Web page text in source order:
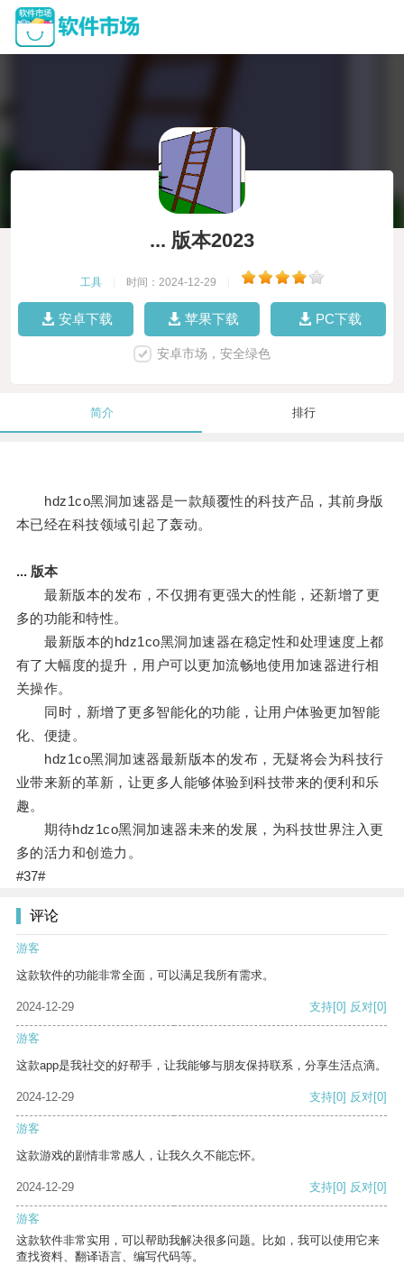
... 版本2023
工具 时间：2024-12-29
安卓下载 苹果下载 PC下载
安卓市场，安全绿色
简介 排行
hdz1co黑洞加速器是一款颠覆性的科技产品，其前身版
本已经在科技领域引起了轰动。
... 版本
最新版本的发布，不仅拥有更强大的性能，还新增了更
多的功能和特性。
最新版本的hdz1co黑洞加速器在稳定性和处理速度上都
有了大幅度的提升，用户可以更加流畅地使用加速器进行相
关操作。
同时，新增了更多智能化的功能，让用户体验更加智能
化、便捷。
hdz1co黑洞加速器最新版本的发布，无疑将会为科技行
业带来新的革新，让更多人能够体验到科技带来的便利和乐
趣。
期待hdz1co黑洞加速器未来的发展，为科技世界注入更
多的活力和创造力。
#37#
评论
游客
这款软件的功能非常全面，可以满足我所有需求。
2024-12-29 支持[0] 反对[0]
游客
这款app是我社交的好帮手，让我能够与朋友保持联系，分享生活点滴。
2024-12-29 支持[0] 反对[0]
游客
这款游戏的剧情非常感人，让我久久不能忘怀。
2024-12-29 支持[0] 反对[0]
游客
这款软件非常实用，可以帮助我解决很多问题。比如，我可以使用它来
查找资料、翻译语言、编写代码等。